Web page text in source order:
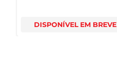
DISPONÍVEL EM BREVE